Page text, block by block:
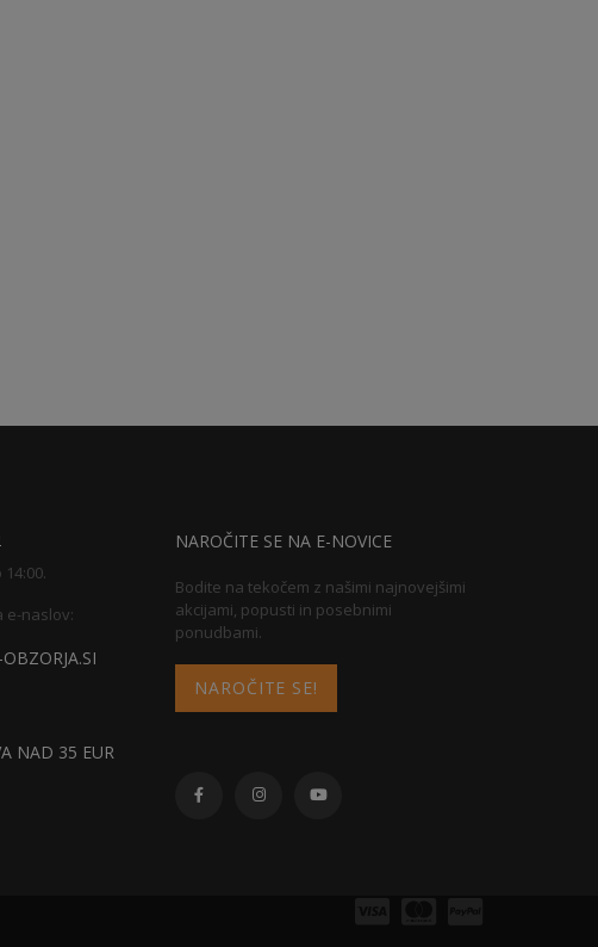
e-naslov:
NAD 35 EUR
NAROČITE SE NA E-NOVICE
Bodite na tekočem z našimi najnovejšimi
akcijami, popusti in posebnimi
ponudbami.
NAROČITE SE!